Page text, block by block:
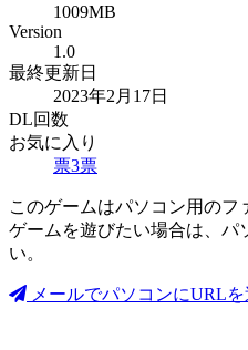
1009MB
Version
1.0
最終更新日
2023年2月17日
DL回数
お気に入り
票3票
このゲームはパソコン用のフ
ゲームを遊びたい場合は、パ
い。
メールでパソコンにURLを